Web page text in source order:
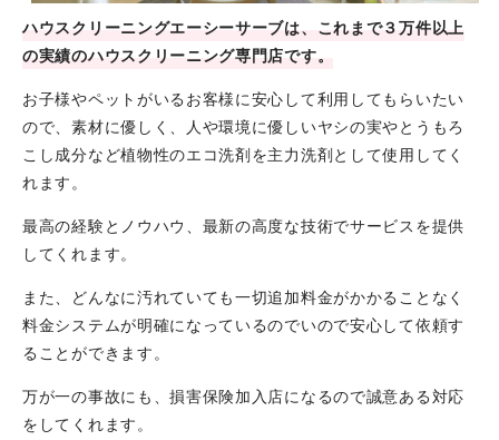
ハウスクリーニングエーシーサーブは、これまで３万件以上
の実績のハウスクリーニング専門店です。
お子様やペットがいるお客様に安心して利用してもらいたい
ので、素材に優しく、人や環境に優しいヤシの実やとうもろ
こし成分など植物性のエコ洗剤を主力洗剤として使用してく
れます。
最高の経験とノウハウ、最新の高度な技術でサービスを提供
してくれます。
また、どんなに汚れていても一切追加料金がかかることなく
料金システムが明確になっているのでいので安心して依頼す
ることができます。
万が一の事故にも、損害保険加入店になるので誠意ある対応
をしてくれます。